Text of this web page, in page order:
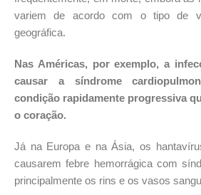
variem de acordo com o tipo de
geográfica.
Nas Américas, por exemplo, a
causar a síndrome
condição rapidamente progressiva
o coração.
Já na Europa e na Ásia, os
causarem febre hemorrágica com
principalmente os rins e os vasos